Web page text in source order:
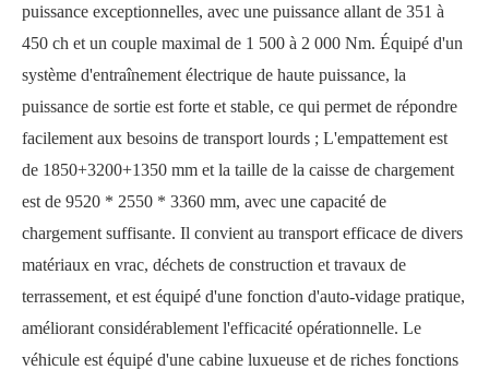
puissance exceptionnelles, avec une puissance allant de 351 à
450 ch et un couple maximal de 1 500 à 2 000 Nm. Équipé d'un
système d'entraînement électrique de haute puissance, la
puissance de sortie est forte et stable, ce qui permet de répondre
facilement aux besoins de transport lourds ; L'empattement est
de 1850+3200+1350 mm et la taille de la caisse de chargement
est de 9520 * 2550 * 3360 mm, avec une capacité de
chargement suffisante. Il convient au transport efficace de divers
matériaux en vrac, déchets de construction et travaux de
terrassement, et est équipé d'une fonction d'auto-vidage pratique,
améliorant considérablement l'efficacité opérationnelle. Le
véhicule est équipé d'une cabine luxueuse et de riches fonctions